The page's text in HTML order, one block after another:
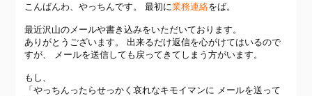
こんばんわ、やっちんです。 最初に業務連絡をば。
最近沢山のメールや書き込みをいただいております。
ありがとうございます。 出来るだけ返信を心がけてはいるので
すが、 メールを送信しても戻ってきてしまう方がいます。
もし、
「やっちんったらせっかく哀れなキモイマンに メールを送って